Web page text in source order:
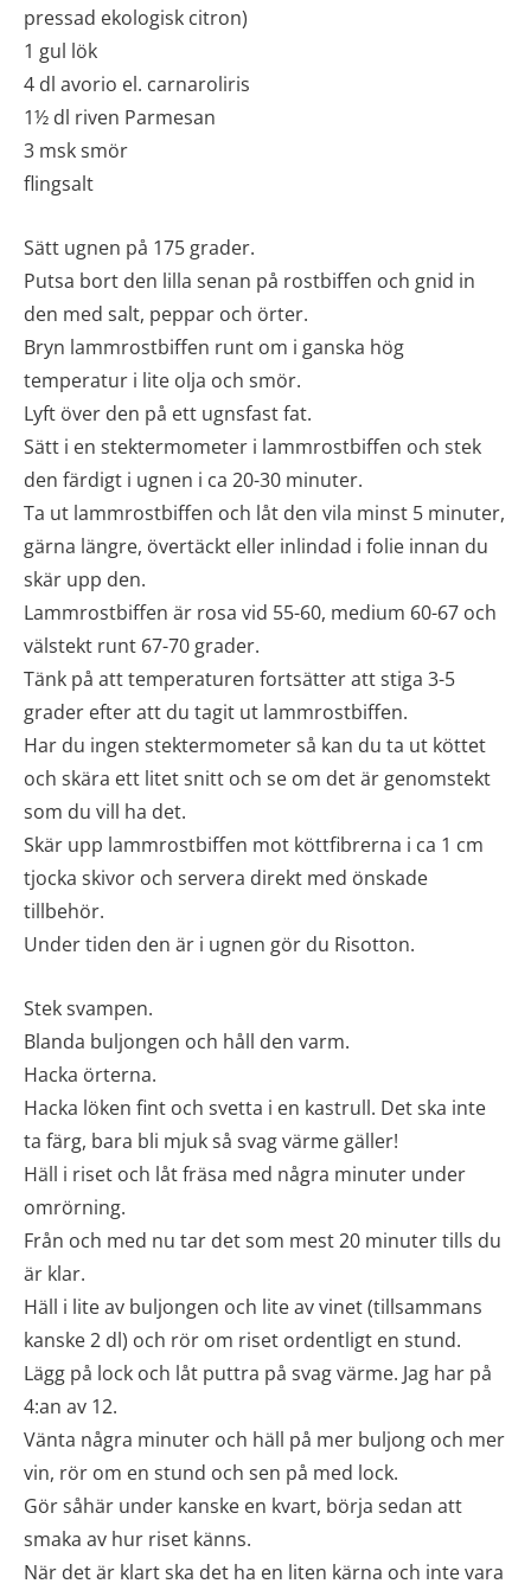
pressad ekologisk citron)
1 gul lök
4 dl avorio el. carnaroliris
1½ dl riven Parmesan
3 msk smör
flingsalt
Sätt ugnen på 175 grader.
Putsa bort den lilla senan på rostbiffen och gnid in
den med salt, peppar och örter.
Bryn lammrostbiffen runt om i ganska hög
temperatur i lite olja och smör.
Lyft över den på ett ugnsfast fat.
Sätt i en stektermometer i lammrostbiffen och stek
den färdigt i ugnen i ca 20-30 minuter.
Ta ut lammrostbiffen och låt den vila minst 5 minuter,
gärna längre, övertäckt eller inlindad i folie innan du
skär upp den.
Lammrostbiffen är rosa vid 55-60, medium 60-67 och
välstekt runt 67-70 grader.
Tänk på att temperaturen fortsätter att stiga 3-5
grader efter att du tagit ut lammrostbiffen.
Har du ingen stektermometer så kan du ta ut köttet
och skära ett litet snitt och se om det är genomstekt
som du vill ha det.
Skär upp lammrostbiffen mot köttfibrerna i ca 1 cm
tjocka skivor och servera direkt med önskade
tillbehör.
Under tiden den är i ugnen gör du Risotton.
Stek svampen.
Blanda buljongen och håll den varm.
Hacka örterna.
Hacka löken fint och svetta i en kastrull. Det ska inte
ta färg, bara bli mjuk så svag värme gäller!
Häll i riset och låt fräsa med några minuter under
omrörning.
Från och med nu tar det som mest 20 minuter tills du
är klar.
Häll i lite av buljongen och lite av vinet (tillsammans
kanske 2 dl) och rör om riset ordentligt en stund.
Lägg på lock och låt puttra på svag värme. Jag har på
4:an av 12.
Vänta några minuter och häll på mer buljong och mer
vin, rör om en stund och sen på med lock.
Gör såhär under kanske en kvart, börja sedan att
smaka av hur riset känns.
När det är klart ska det ha en liten kärna och inte vara